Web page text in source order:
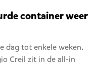
container weer
dag tot enkele weken.
Creil zit in de all-in